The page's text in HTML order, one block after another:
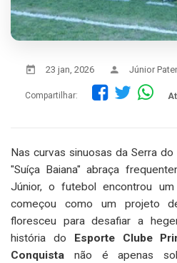
23 jan, 2026 Júnior
Compartilhar:
Nas curvas sinuosas da Serra
"Suíça Baiana" abraça
Júnior, o futebol encontrou
começou como um projeto
floresceu para desafiar a
história do Esporte Clube
Conquista não é apenas